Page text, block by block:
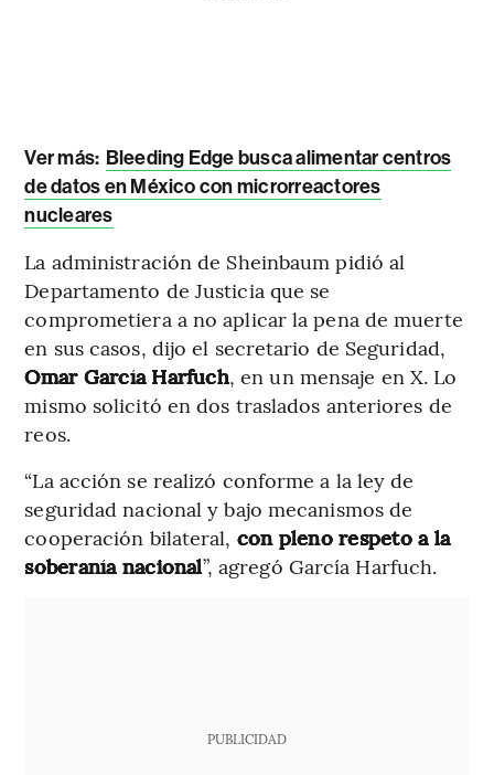
Ver más: Bleeding Edge busca alimentar centros
de datos en México con microrreactores
nucleares
La administración de Sheinbaum pidió al
Departamento de Justicia que se
comprometiera a no aplicar la pena de muerte
en sus casos, dijo el secretario de Seguridad,
Omar García Harfuch, en un mensaje en X. Lo
mismo solicitó en dos traslados anteriores de
reos.
“La acción se realizó conforme a la ley de
seguridad nacional y bajo mecanismos de
cooperación bilateral, con pleno respeto a la
soberanía nacional”, agregó García Harfuch.
PUBLICIDAD